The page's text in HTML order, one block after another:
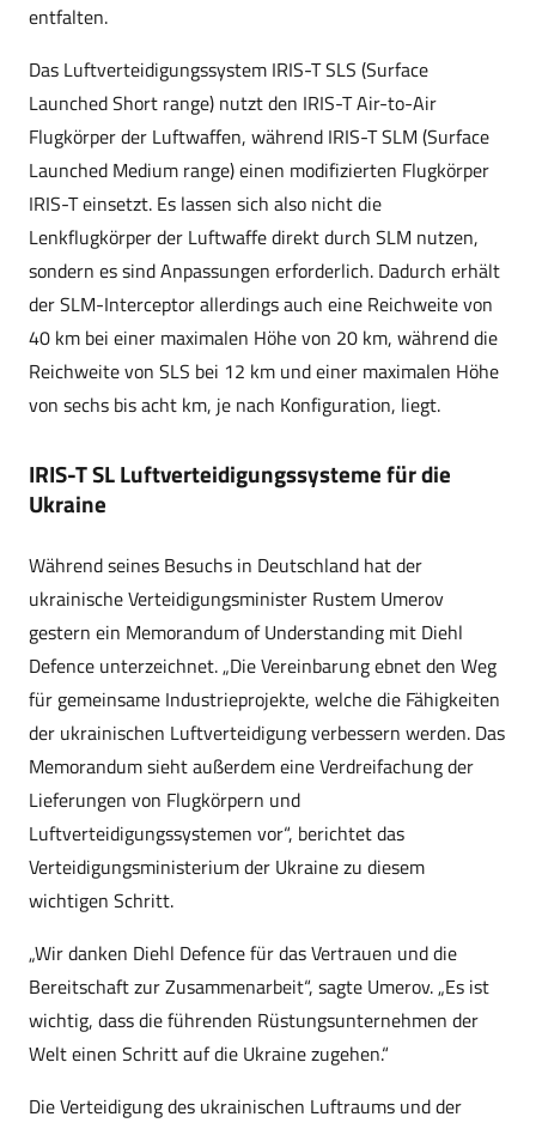
entfalten.
Das Luftverteidigungssystem IRIS-T SLS (Surface
Launched Short range) nutzt den IRIS-T Air-to-Air
Flugkörper der Luftwaffen, während IRIS-T SLM (Surface
Launched Medium range) einen modifizierten Flugkörper
IRIS-T einsetzt. Es lassen sich also nicht die
Lenkflugkörper der Luftwaffe direkt durch SLM nutzen,
sondern es sind Anpassungen erforderlich. Dadurch erhält
der SLM-Interceptor allerdings auch eine Reichweite von
40 km bei einer maximalen Höhe von 20 km, während die
Reichweite von SLS bei 12 km und einer maximalen Höhe
von sechs bis acht km, je nach Konfiguration, liegt.
IRIS-T SL Luftverteidigungssysteme für die
Ukraine
Während seines Besuchs in Deutschland hat der
ukrainische Verteidigungsminister Rustem Umerov
gestern ein Memorandum of Understanding mit Diehl
Defence unterzeichnet. „Die Vereinbarung ebnet den Weg
für gemeinsame Industrieprojekte, welche die Fähigkeiten
der ukrainischen Luftverteidigung verbessern werden. Das
Memorandum sieht außerdem eine Verdreifachung der
Lieferungen von Flugkörpern und
Luftverteidigungssystemen vor“, berichtet das
Verteidigungsministerium der Ukraine zu diesem
wichtigen Schritt.
„Wir danken Diehl Defence für das Vertrauen und die
Bereitschaft zur Zusammenarbeit“, sagte Umerov. „Es ist
wichtig, dass die führenden Rüstungsunternehmen der
Welt einen Schritt auf die Ukraine zugehen.“
Die Verteidigung des ukrainischen Luftraums und der